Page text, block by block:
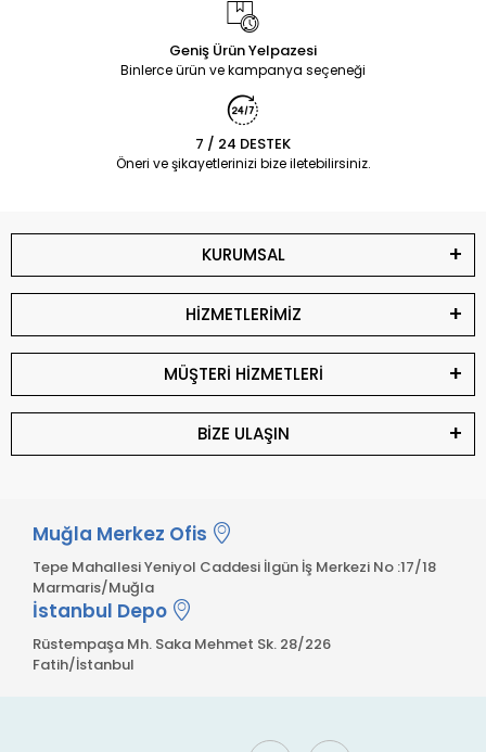
Geniş Ürün Yelpazesi
Binlerce ürün ve kampanya seçeneği
7 / 24 DESTEK
Öneri ve şikayetlerinizi bize iletebilirsiniz.
KURUMSAL
HİZMETLERİMİZ
MÜŞTERİ HİZMETLERİ
BİZE ULAŞIN
Muğla Merkez Ofis
Tepe Mahallesi Yeniyol Caddesi İlgün İş Merkezi No :17/18
Marmaris/Muğla
İstanbul Depo
Rüstempaşa Mh. Saka Mehmet Sk. 28/226
Fatih/İstanbul